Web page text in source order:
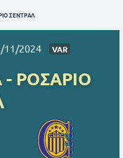
ΣΕΝΤΡΑΛ
11/2024 VAR
ΡΟΣΑΡΙΟ